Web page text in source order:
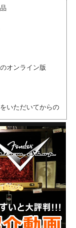
オンライン版
いただいてからの